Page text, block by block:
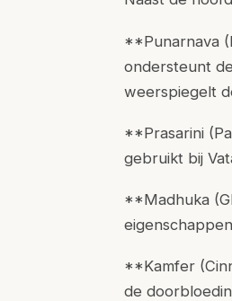
**Punarnava
ondersteunt
weerspiegelt
**Prasarini
gebruikt bij
**Madhuka
**Kamfer
de